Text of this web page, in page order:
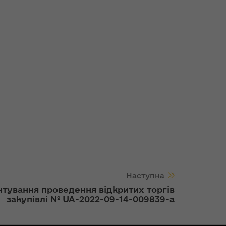
Наступна
проведення відкритих торгів
закупівлі № UA-2022-09-14-009839-a